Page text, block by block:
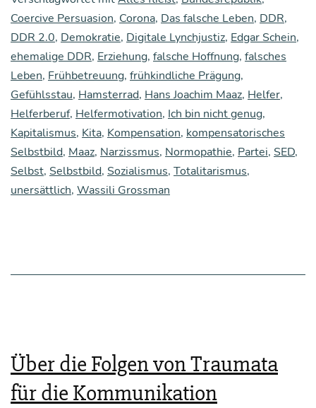
Coercive Persuasion, Corona, Das falsche Leben, DDR,
DDR 2.0, Demokratie, Digitale Lynchjustiz, Edgar Schein,
ehemalige DDR, Erziehung, falsche Hoffnung, falsches
Leben, Frühbetreuung, frühkindliche Prägung,
Gefühlsstau, Hamsterrad, Hans Joachim Maaz, Helfer,
Helferberuf, Helfermotivation, Ich bin nicht genug,
Kapitalismus, Kita, Kompensation, kompensatorisches
Selbstbild, Maaz, Narzissmus, Normopathie, Partei, SED,
Selbst, Selbstbild, Sozialismus, Totalitarismus,
unersättlich, Wassili Grossman
Über die Folgen von Traumata
für die Kommunikation